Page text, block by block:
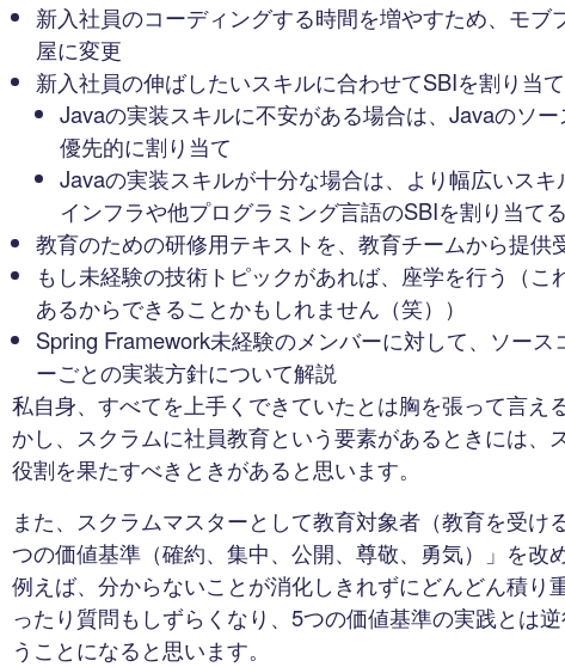
新入社員のコーディングする時間を増やすため、モブ
屋に変更
新入社員の伸ばしたいスキルに合わせてSBIを割り当て
Javaの実装スキルに不安がある場合は、Javaのソ
優先的に割り当て
Javaの実装スキルが十分な場合は、より幅広いス
インフラや他プログラミング言語のSBIを割り当てる
教育のための研修用テキストを、教育チームから提供
もし未経験の技術トピックがあれば、座学を行う（こ
あるからできることかもしれません（笑））
Spring Framework未経験のメンバーに対して、ソー
ーごとの実装方針について解説
私自身、すべてを上手くできていたとは胸を張って言え
かし、スクラムに社員教育という要素があるときには、
役割を果たすべきときがあると思います。
また、スクラムマスターとして教育対象者（教育を受け
つの価値基準（確約、集中、公開、尊敬、勇気）」を改
例えば、分からないことが消化しきれずにどんどん積り
ったり質問もしずらくなり、5つの価値基準の実践とは
うことになると思います。